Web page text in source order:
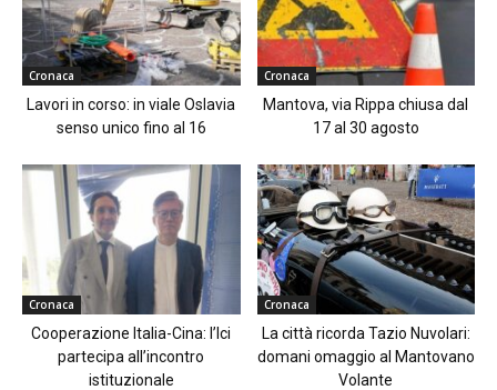
Cronaca
Lavori in corso: in viale Oslavia
senso unico fino al 16
Cronaca
Mantova, via Rippa chiusa dal
17 al 30 agosto
Cronaca
Cooperazione Italia-Cina: l’Ici
partecipa all’incontro
istituzionale
Cronaca
La città ricorda Tazio Nuvolari:
domani omaggio al Mantovano
Volante